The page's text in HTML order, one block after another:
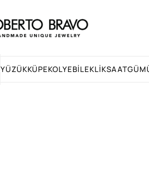
YÜZÜKKÜPEKOLYEBILEKLIKSAAT